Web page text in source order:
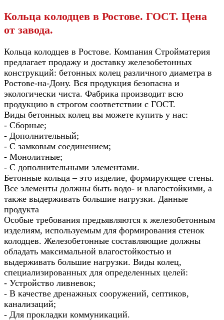
Кольца колодцев в Ростове. ГОСТ. Цена
от завода.
Кольца колодцев в Ростове. Компания Стройматерия
предлагает продажу и доставку железобетонных
конструкций: бетонных колец различного диаметра в
Ростове-на-Дону. Вся продукция безопасна и
экологически чиста. Фабрика производит всю
продукцию в строгом соответствии с ГОСТ.
Виды бетонных колец вы можете купить у нас:
- Сборные;
- Дополнительный;
- С замковым соединением;
- Монолитные;
- С дополнительными элементами.
Бетонные кольца – это изделие, формирующее стены.
Все элементы должны быть водо- и влагостойкими, а
также выдерживать большие нагрузки. Данные
продукта
Особые требования предъявляются к железобетонным
изделиям, используемым для формирования стенок
колодцев. Железобетонные составляющие должны
обладать максимальной влагостойкостью и
выдерживать большие нагрузки. Виды колец,
специализированных для определенных целей:
- Устройство ливневок;
- В качестве дренажных сооружений, септиков,
канализаций;
- Для прокладки коммуникаций.